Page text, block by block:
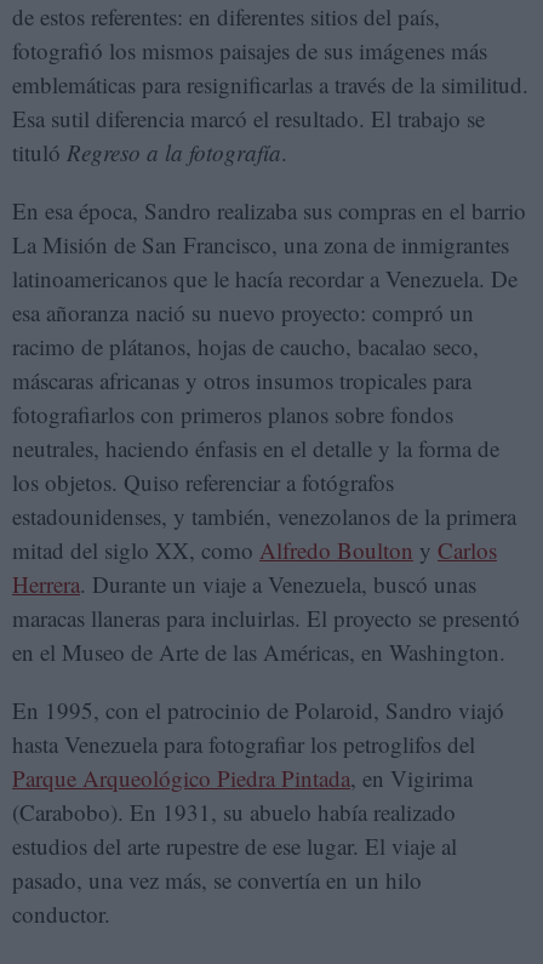
de estos referentes: en diferentes sitios del país,
fotografió los mismos paisajes de sus imágenes más
emblemáticas para resignificarlas a través de la similitud.
Esa sutil diferencia marcó el resultado. El trabajo se
tituló Regreso a la fotografía.
En esa época, Sandro realizaba sus compras en el barrio
La Misión de San Francisco, una zona de inmigrantes
latinoamericanos que le hacía recordar a Venezuela. De
esa añoranza nació su nuevo proyecto: compró un
racimo de plátanos, hojas de caucho, bacalao seco,
máscaras africanas y otros insumos tropicales para
fotografiarlos con primeros planos sobre fondos
neutrales, haciendo énfasis en el detalle y la forma de
los objetos. Quiso referenciar a fotógrafos
estadounidenses, y también, venezolanos de la primera
mitad del siglo XX, como Alfredo Boulton y Carlos
Herrera. Durante un viaje a Venezuela, buscó unas
maracas llaneras para incluirlas. El proyecto se presentó
en el Museo de Arte de las Américas, en Washington.
En 1995, con el patrocinio de Polaroid, Sandro viajó
hasta Venezuela para fotografiar los petroglifos del
Parque Arqueológico Piedra Pintada, en Vigirima
(Carabobo). En 1931, su abuelo había realizado
estudios del arte rupestre de ese lugar. El viaje al
pasado, una vez más, se convertía en un hilo
conductor.